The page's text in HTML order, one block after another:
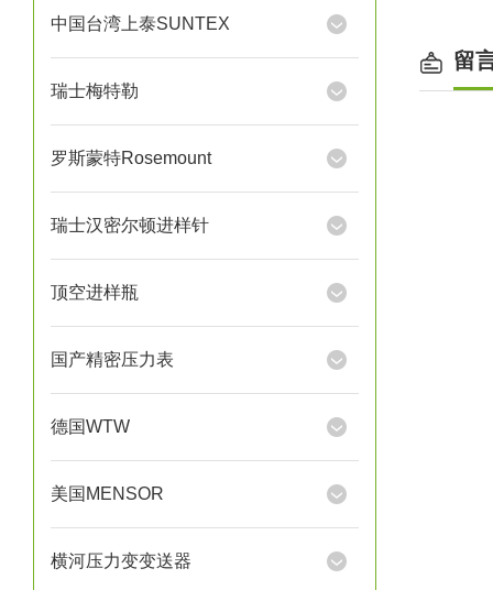
中国台湾上泰SUNTEX
瑞士梅特勒
罗斯蒙特Rosemount
瑞士汉密尔顿进样针
顶空进样瓶
国产精密压力表
德国WTW
美国MENSOR
横河压力变变送器
留